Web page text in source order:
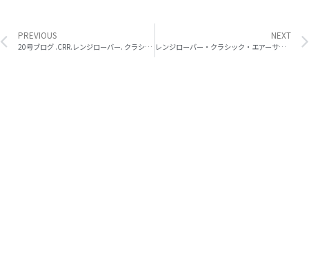
PREVIOUS
20号ブログ .CRR.レンジローバー. クラシック. 木目の レストアと 修理 内装系 その 2
NEXT
レンジローバー・クラシック・エアーサス 修理 その 4・ キャリブレーション